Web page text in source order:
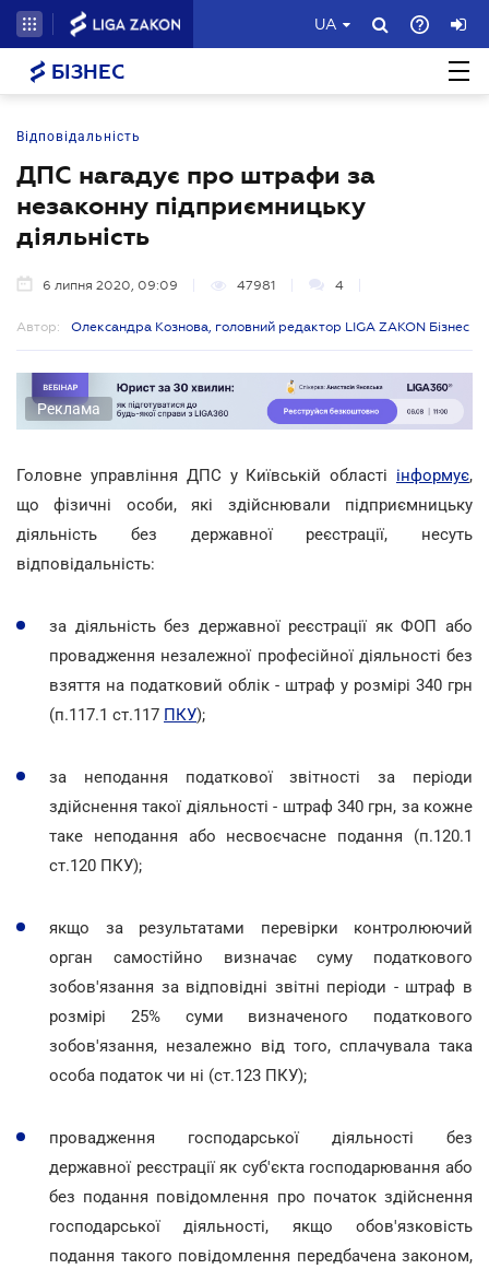
UA
БІЗНЕС
Відповідальність
ДПС нагадує про штрафи за
незаконну підприємницьку
діяльність
6 липня 2020, 09:09 47981 4
Автор: Олександра Кознова, головний редактор LIGA ZAKON Бізнес
Реклама
Головне управління ДПС у Київській області інформує,
що фізичні особи, які здійснювали підприємницьку
діяльність без державної реєстрації, несуть
відповідальність:
за діяльність без державної реєстрації як ФОП або
провадження незалежної професійної діяльності без
взяття на податковий облік - штраф у розмірі 340 грн
(п.117.1 ст.117 ПКУ);
за неподання податкової звітності за періоди
здійснення такої діяльності - штраф 340 грн, за кожне
таке неподання або несвоєчасне подання (п.120.1
ст.120 ПКУ);
якщо за результатами перевірки контролюючий
орган самостійно визначає суму податкового
зобов'язання за відповідні звітні періоди - штраф в
розмірі 25% суми визначеного податкового
зобов'язання, незалежно від того, сплачувала така
особа податок чи ні (ст.123 ПКУ);
провадження господарської діяльності без
державної реєстрації як суб'єкта господарювання або
без подання повідомлення про початок здійснення
господарської діяльності, якщо обов'язковість
подання такого повідомлення передбачена законом,